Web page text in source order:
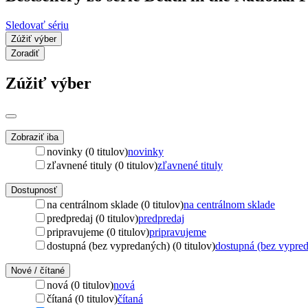
Sledovať sériu
Zúžiť výber
Zoradiť
Zúžiť výber
Zobraziť iba
novinky (0 titulov)novinky
zľavnené tituly (0 titulov)zľavnené tituly
Dostupnosť
na centrálnom sklade (0 titulov)na centrálnom sklade
predpredaj (0 titulov)predpredaj
pripravujeme (0 titulov)pripravujeme
dostupná (bez vypredaných) (0 titulov)dostupná (bez
Nové / čítané
nová (0 titulov)nová
čítaná (0 titulov)čítaná